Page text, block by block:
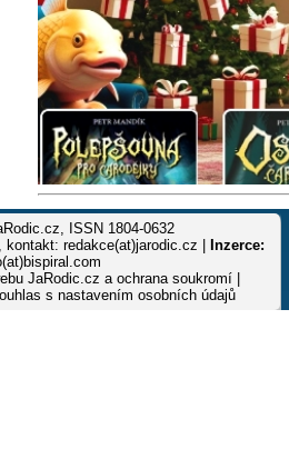
ISSN 1804-0632
redakce(at)jarodic.cz |
Inzerce:
JaRodic.cz a ochrana soukromí
s nastavením osobních údajů